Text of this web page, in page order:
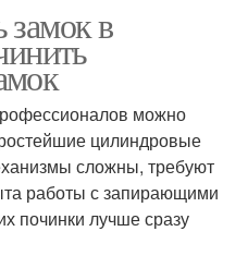
замок в
можно
цилиндровые
сложны, требуют
работы с запирающими
починки лучше сразу